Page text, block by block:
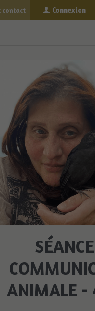
contact Connexion
ANIMALE -